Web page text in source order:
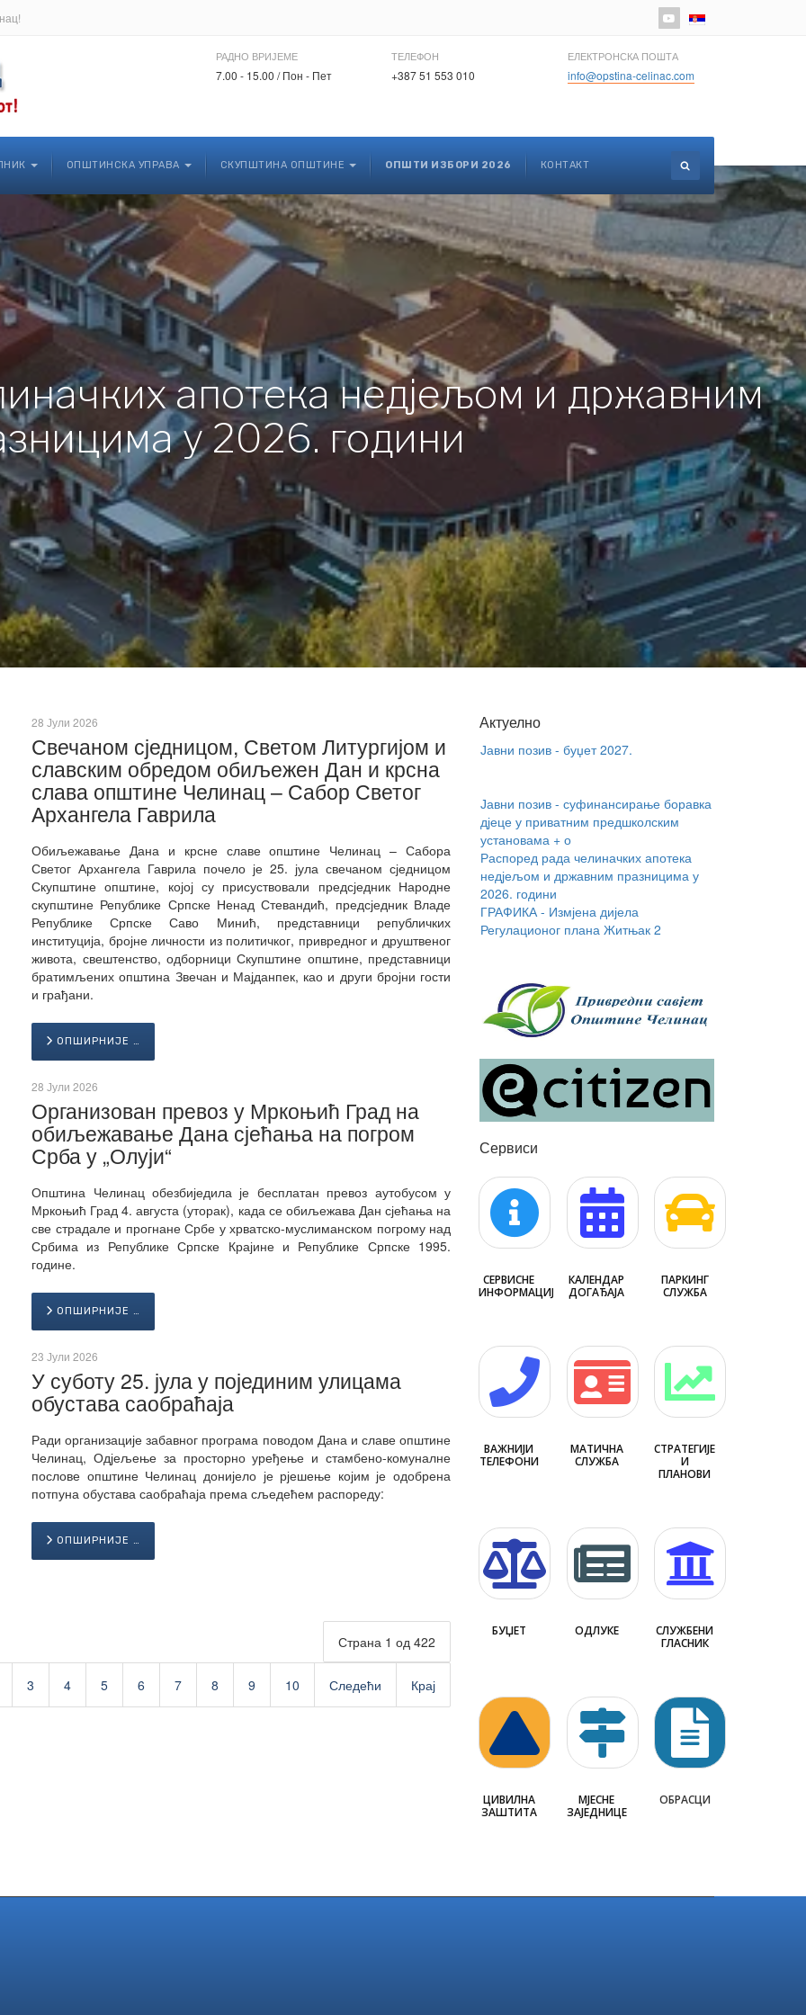
Изаберите ваш језик
РАДНО ВРИЈЕМЕ
7.00 - 15.00 / Пон - Пет
ТЕЛЕФОН
+387 51 553 010
ЕЛЕКТРОНСКА ПОШТА
info@opstina-celinac.com
ОПШТИНСКА УПРАВА СКУПШТИНА ОПШТИНЕ ОПШТИ ИЗБОРИ 2026 КОНТАКТ
апотека недјељом и државним
у 2026. години
28 Јули 2026
Свечаном сједницом, Светом Литургијом и
славским обредом обиљежен Дан и крсна
слава општине Челинац – Сабор Светог
Архангела Гаврила
Обиљежавање Дана и крсне славе општине Челинац – Сабора
Светог Архангела Гаврила почело је 25. јула свечаном сједницом
Скупштине општине, којој су присуствовали предсједник Народне
скупштине Републике Српске Ненад Стевандић, предсједник Владе
Републике Српске Саво Минић, представници републичких
институција, бројне личности из политичког, привредног и друштвеног
живота, свештенство, одборници Скупштине општине, представници
братимљених општина Звечан и Мајданпек, као и други бројни гости
и грађани.
ОПШИРНИЈЕ …
28 Јули 2026
Организован превоз у Мркоњић Град на
обиљежавање Дана сјећања на погром
Срба у „Олуји“
Општина Челинац обезбиједила је бесплатан превоз аутобусом у
Мркоњић Град 4. августа (уторак), када се обиљежава Дан сјећања на
све страдале и прогнане Србе у хрватско-муслиманском погрому над
Србима из Републике Српске Крајине и Републике Српске 1995.
године.
ОПШИРНИЈЕ …
23 Јули 2026
У суботу 25. јула у појединим улицама
обустава саобраћаја
Ради организације забавног програма поводом Дана и славе општине
Челинац, Одјељење за просторно уређење и стамбено-комуналне
послове општине Челинац донијело је рјешење којим је одобрена
потпуна обустава саобраћаја према сљедећем распореду:
ОПШИРНИЈЕ …
Страна 1 од 422
3 4 5 6 7 8 9 10 Следећи Крај
Актуелно
Јавни позив - суфинансирање боравка
Распоред рада челиначких апотека
недјељом и државним празницима у
2026. години
ГРАФИКА - Измјена дијела
Регулационог плана Житњак 2
Јавни позив - буџет 2027.
дјеце у приватним предшколским
установама + о
Сервиси
СЕРВИСНЕ
ИНФОРМАЦИЈЕ
КАЛЕНДАР
ДОГАЂАЈА
ПАРКИНГ
СЛУЖБА
ВАЖНИЈИ
ТЕЛЕФОНИ
МАТИЧНА
СЛУЖБА
СТРАТЕГИЈЕ
И
ПЛАНОВИ
БУЏЕТ ОДЛУКЕ
СЛУЖБЕНИ
ГЛАСНИК
ЦИВИЛНА
ЗАШТИТА
МЈЕСНЕ
ЗАЈЕДНИЦЕ
ОБРАСЦИ